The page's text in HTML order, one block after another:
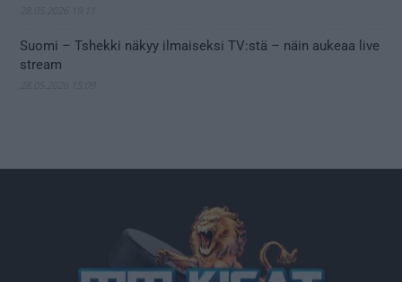
Suomi – Tshekki näkyy ilmaiseksi TV:stä – näin aukeaa live
stream